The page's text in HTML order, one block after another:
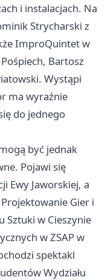
i instalacjach. Na
Strycharski z
ImproQuintet w
Bartosz
Wystąpi
ma wyraźnie
do jednego
być jednak
Pojawi się
Ewy Jaworskiej, a
Gier i
Sztuki w Cieszynie
w ZSAP w
spektakl
Wydziału